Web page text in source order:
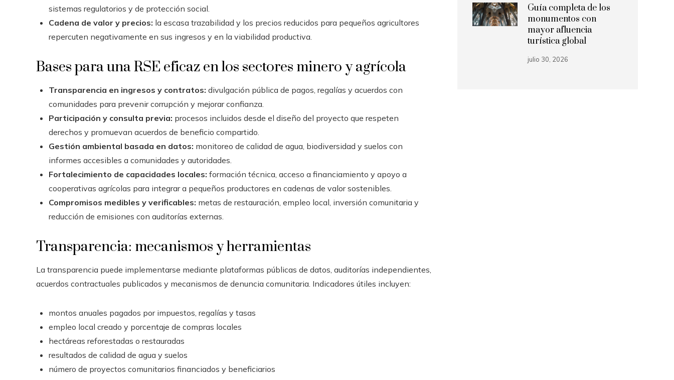
sistemas regulatorios y de protección social.
Cadena de valor y precios: la escasa trazabilidad y los precios reducidos para pequeños agricultores
repercuten negativamente en sus ingresos y en la viabilidad productiva.
Bases para una RSE eficaz en los sectores minero y agrícola
Transparencia en ingresos y contratos: divulgación pública de pagos, regalías y acuerdos con
comunidades para prevenir corrupción y mejorar confianza.
Participación y consulta previa: procesos incluidos desde el diseño del proyecto que respeten
derechos y promuevan acuerdos de beneficio compartido.
Gestión ambiental basada en datos: monitoreo de calidad de agua, biodiversidad y suelos con
informes accesibles a comunidades y autoridades.
Fortalecimiento de capacidades locales: formación técnica, acceso a financiamiento y apoyo a
cooperativas agrícolas para integrar a pequeños productores en cadenas de valor sostenibles.
Compromisos medibles y verificables: metas de restauración, empleo local, inversión comunitaria y
reducción de emisiones con auditorías externas.
Transparencia: mecanismos y herramientas
La transparencia puede implementarse mediante plataformas públicas de datos, auditorías independientes,
acuerdos contractuales publicados y mecanismos de denuncia comunitaria. Indicadores útiles incluyen:
montos anuales pagados por impuestos, regalías y tasas
empleo local creado y porcentaje de compras locales
hectáreas reforestadas o restauradas
resultados de calidad de agua y suelos
número de proyectos comunitarios financiados y beneficiarios
Guía completa de los
monumentos con
mayor afluencia
turística global
julio 30, 2026